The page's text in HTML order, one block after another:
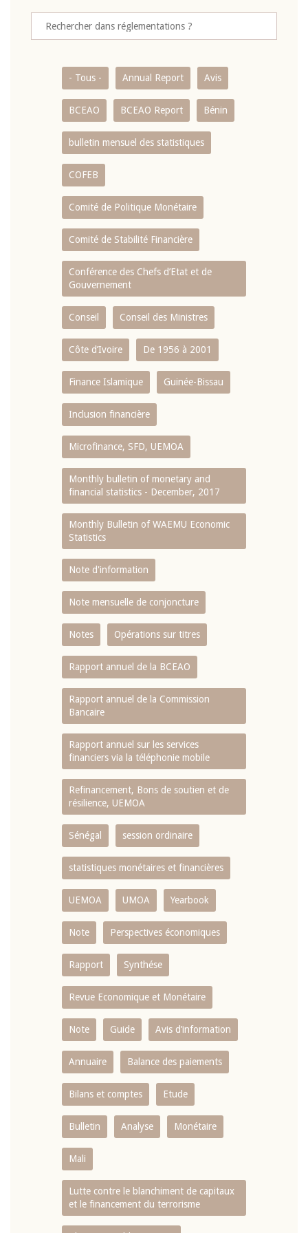
- Tous - Annual Report Avis
BCEAO BCEAO Report Bénin
bulletin mensuel des statistiques
COFEB
Comité de Politique Monétaire
Comité de Stabilité Financière
Conférence des Chefs d’Etat et de
Gouvernement
Conseil Conseil des Ministres
Côte d’Ivoire De 1956 à 2001
Finance Islamique Guinée-Bissau
Inclusion financière
Microfinance, SFD, UEMOA
Monthly bulletin of monetary and
financial statistics - December, 2017
Monthly Bulletin of WAEMU Economic
Statistics
Note d'information
Note mensuelle de conjoncture
Notes Opérations sur titres
Rapport annuel de la BCEAO
Rapport annuel de la Commission
Bancaire
Rapport annuel sur les services
financiers via la téléphonie mobile
Refinancement, Bons de soutien et de
résilience, UEMOA
Sénégal session ordinaire
statistiques monétaires et financières
UEMOA UMOA Yearbook
Note Perspectives économiques
Rapport Synthése
Revue Economique et Monétaire
Note Guide Avis d’information
Annuaire Balance des paiements
Bilans et comptes Etude
Bulletin Analyse Monétaire
Mali
Lutte contre le blanchiment de capitaux
et le financement du terrorisme